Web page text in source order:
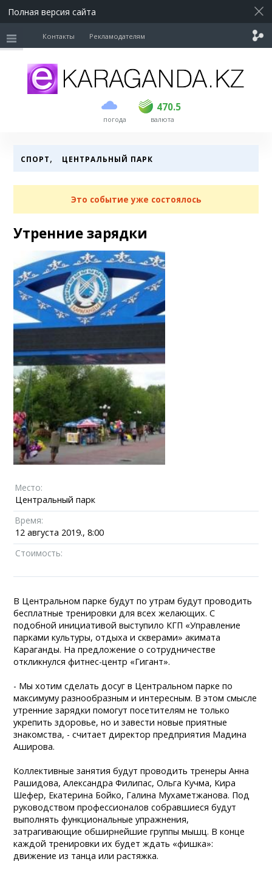
Полная версия сайта
Контакты Рекламодателям
погода
470.5
покупка продажа
USD 468.5 470.5
EUR валюта
СПОРТ, ЦЕНТРАЛЬНЫЙ ПАРК
Это событие уже состоялось
Утренние зарядки
Место:
Центральный парк
Время:
12 августа 2019., 8:00
Стоимость:
В Центральном парке будут по утрам будут проводить
бесплатные тренировки для всех желающих. С
подобной инициативой выступило КГП «Управление
парками культуры, отдыха и скверами» акимата
Караганды. На предложение о сотрудничестве
откликнулся фитнес-центр «Гигант».
- Мы хотим сделать досуг в Центральном парке по
максимуму разнообразным и интересным. В этом смысле
утренние зарядки помогут посетителям не только
укрепить здоровье, но и завести новые приятные
знакомства, - считает директор предприятия Мадина
Аширова.
Коллективные занятия будут проводить тренеры Анна
Рашидова, Александра Филипас, Ольга Кучма, Кира
Шефер, Екатерина Бойко, Галина Мухаметжанова. Под
руководством профессионалов собравшиеся будут
выполнять функциональные упражнения,
затрагивающие обширнейшие группы мышц. В конце
каждой тренировки их будет ждать «фишка»:
движение из танца или растяжка.